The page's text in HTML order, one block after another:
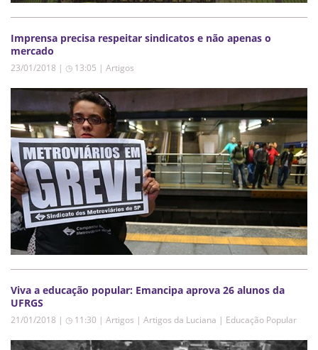
Imprensa precisa respeitar sindicatos e não apenas o
mercado
23/01/2018 | ◷ 13:05 | Artigos
Viva a educação popular: Emancipa aprova 26 alunos da
UFRGS
21/01/2018 | ◷ 11:30 | Artigos | Artigos da Luciana | Educação Popular